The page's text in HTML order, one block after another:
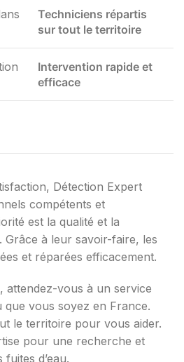
Techniciens répartis
sur tout le territoire
Intervention rapide et
efficace
Détection Expert
compétents et
est la qualité et la
Grâce à leur savoir-faire, les
et réparées efficacement.
attendez-vous à un service
que vous soyez en France.
le territoire pour vous aider.
pour une recherche et
d’eau.